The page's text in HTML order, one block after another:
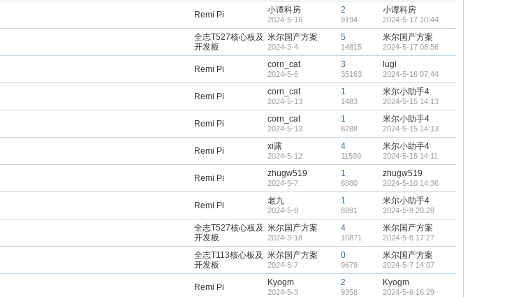
Remi Pi 小谭科房
2024-5-16
2
9194
小谭科房
2024-5-17 10:44
全志T527核心板及
开发板
米尔国产方案
2024-3-4
5
14815
米尔国产方案
2024-5-17 08:56
Remi Pi corn_cat
2024-5-6
3
35163
lugl
2024-5-16 07:44
Remi Pi corn_cat
2024-5-13
1
1483
米尔小助手4
2024-5-15 14:13
Remi Pi corn_cat
2024-5-13
1
8288
米尔小助手4
2024-5-15 14:13
Remi Pi xi露
2024-5-12
4
11599
米尔小助手4
2024-5-15 14:11
Remi Pi zhugw519
2024-5-7
1
6880
zhugw519
2024-5-10 14:36
Remi Pi 老九
2024-5-8
1
8891
米尔小助手4
2024-5-9 20:28
全志T527核心板及
开发板
米尔国产方案
2024-3-18
4
10871
米尔国产方案
2024-5-8 17:27
全志T113核心板及
开发板
米尔国产方案
2024-5-7
0
9679
米尔国产方案
2024-5-7 14:07
Remi Pi Kyogm
2024-5-3
2
9358
Kyogm
2024-5-6 16:29